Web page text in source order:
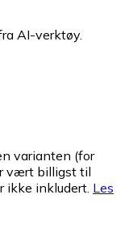
AI-verktøy.
varianten (for
vært billigst til
ikke inkludert. Les